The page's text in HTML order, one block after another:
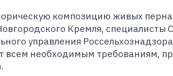
композицию живых
Кремля, специалисты
управления
всем необходимым требованиям,